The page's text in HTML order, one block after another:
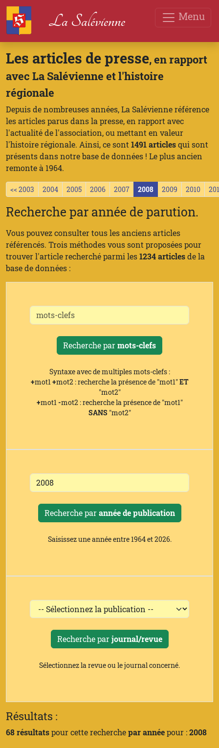
Menu
La Salévienne
Les articles de presse, en rapport
avec La Salévienne et l'histoire
régionale
Depuis de nombreuses années, La Salévienne référence
les articles parus dans la presse, en rapport avec
l'actualité de l'association, ou mettant en valeur
l'histoire régionale. Ainsi, ce sont 1491 articlesqui sont
présents dans notre base de données ! Le plus ancien
remonte à 1964.
<< 2003 2004 2005 2006 2007 2008 2009 2010
Recherche par année de parution.
Vous pouvez consulter tous les anciens articles
référencés. Trois méthodes vous sont proposées pour
trouver l'article recherché parmi les1234 articlesde la
base de données :
Recherche parmots-clefs
Syntaxe avec de multiples mots-clefs :
+mot1+mot2 : recherche la présence de "mot1"ET
"mot2"
+mot1-mot2 : recherche la présence de "mot1"
SANS "mot2"
Recherche parannée de publication
Saisissez une année entre 1964 et 2026.
Recherche parjournal/revue
Sélectionnez la revue ou le journal concerné.
Résultats :
68 résultatspour cette recherchepar annéepour :2008